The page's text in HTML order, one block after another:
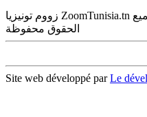
زووم تونيزيا ZoomTunisia.tn جريدة إلكترونية جامعة - © 2019 جميع
الحقوق محفوظة
Site web développé parLe